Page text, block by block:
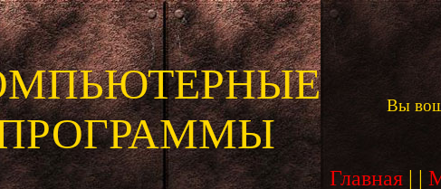
Вы
Главная | |